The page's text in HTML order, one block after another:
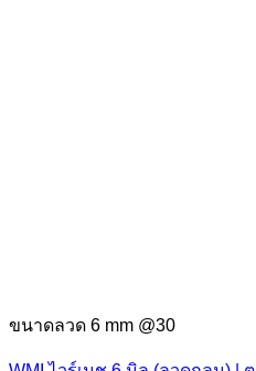
ขนาดลวด 6 mm @30